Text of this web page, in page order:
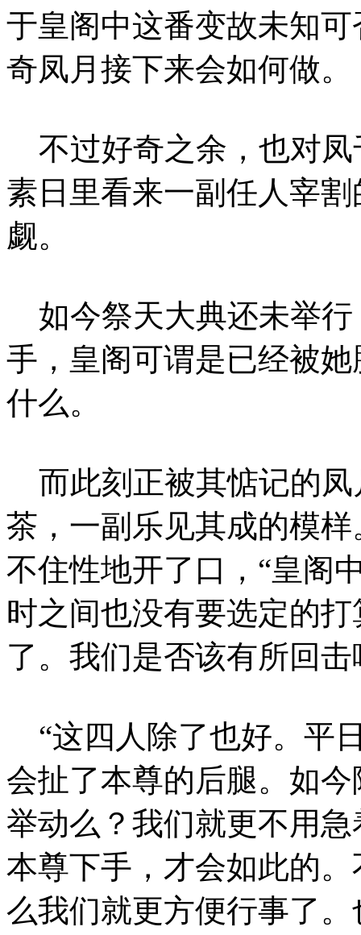
于皇阁中这番变故未知
奇凤月接下来会如何做。
不过好奇之余，也对凤
素日里看来一副任人宰
觑。
如今祭天大典还未举行
手，皇阁可谓是已经被
什么。
而此刻正被其惦记的凤
茶，一副乐见其成的模
不住性地开了口，“皇阁
时之间也没有要选定的
了。我们是否该有所回击
“这四人除了也好。平
会扯了本尊的后腿。如
举动么？我们就更不用
本尊下手，才会如此的
么我们就更方便行事了